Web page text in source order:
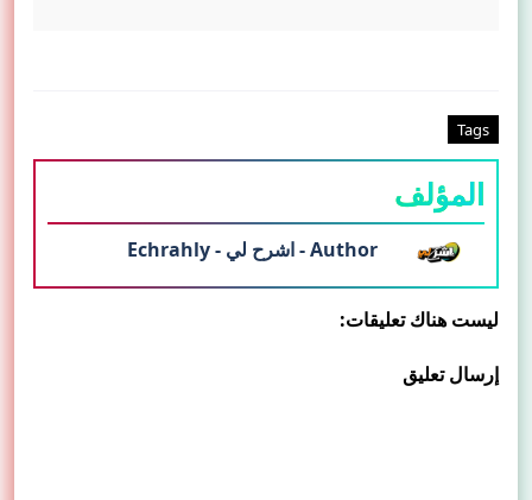
Tags
المؤلف
Author - اشرح لي - Echrahly
ليست هناك تعليقات:
إرسال تعليق